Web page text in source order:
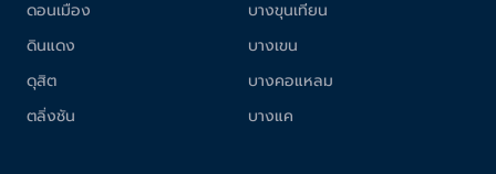
ดอนเมือง
ดินแดง
ดุสิต
ตลิ่งชัน
บางขุนเทียน
บางเขน
บางคอแหลม
บางแค